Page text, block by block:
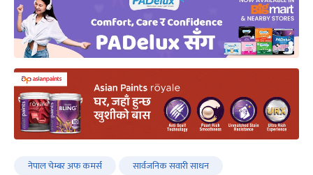
नेपाल चेम्बर अफ कमर्स सार्वजनिक सवारी साधन